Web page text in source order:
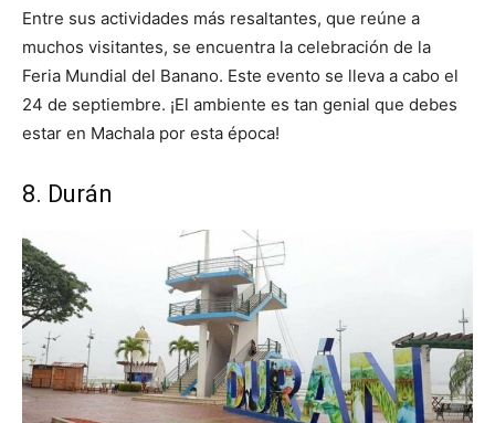
Entre sus actividades más resaltantes, que reúne a
muchos visitantes, se encuentra la celebración de la
Feria Mundial del Banano. Este evento se lleva a cabo el
24 de septiembre. ¡El ambiente es tan genial que debes
estar en Machala por esta época!
8. Durán